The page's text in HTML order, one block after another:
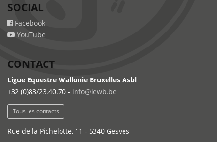
SOCIAL
Facebook
YouTube
CONTACT
Ligue Equestre Wallonie Bruxelles Asbl
+32 (0)83/23.40.70 - info@lewb.be
Tous les contacts
Rue de la Pichelotte, 11 - 5340 Gesves